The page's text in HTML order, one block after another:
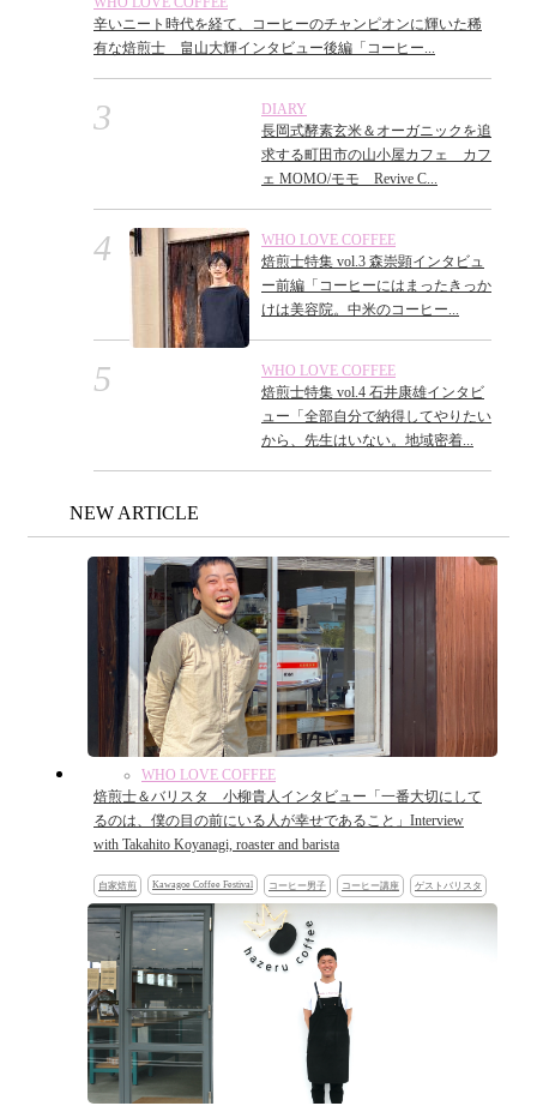
辛いニート時代を経て、コーヒーのチャンピオンに輝いた稀
有な焙煎士 畠山大輝インタビュー後編「コーヒー...
DIARY
長岡式酵素玄米＆オーガニックを追
求する町田市の山小屋カフェ カフ
ェ MOMO/モモ Revive C...
WHO LOVE COFFEE
焙煎士特集 vol.3 森崇顕インタビュ
ー前編「コーヒーにはまったきっか
けは美容院。中米のコーヒー...
WHO LOVE COFFEE
焙煎士特集 vol.4 石井康雄インタビ
ュー「全部自分で納得してやりたい
から、先生はいない。地域密着...
NEW ARTICLE
WHO LOVE COFFEE
焙煎士＆バリスタ 小柳貴人インタビュー「一番大切にして
るのは、僕の目の前にいる人が幸せであること」Interview
with Takahito Koyanagi, roaster and barista
自家焙煎 Kawagoe Coffee Festival コーヒー男子 コーヒー講座 ゲストバリスタ